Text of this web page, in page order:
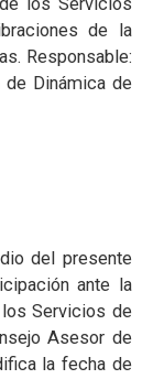
de la
Responsable:
Dinámica de
del presente
ante la
Servicios de
Asesor de
la fecha de